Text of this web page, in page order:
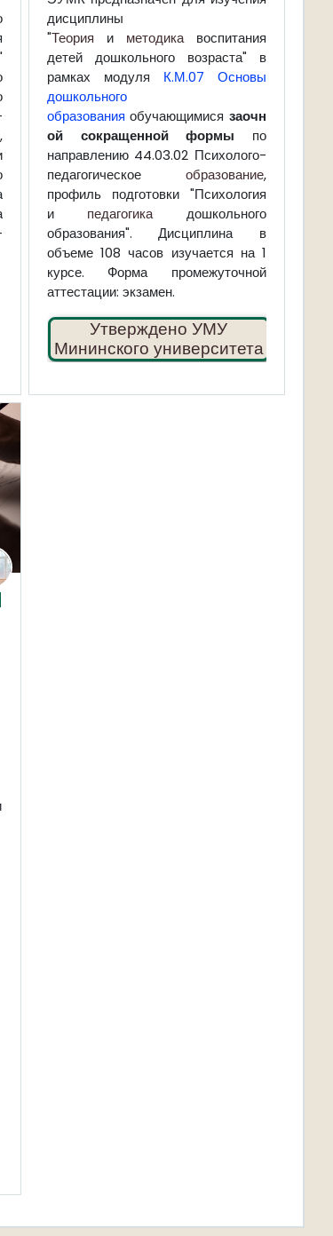
дисциплины
"Теория и методикавоспитания
детей дошкольного возраста" в
рамках модуля
К.М.07 Основы
дошкольного
образования обучающимися заочн
ой сокращенной формы по
направлению 44.03.02 Психолого-
педагогическое образование,
профиль подготовки "Психология
и педагогикадошкольного
образования". Дисциплина в
объеме 108 часов изучается на 1
курсе. Форма промежуточной
аттестации: экзамен.
Утверждено УМУ
Мининского университета